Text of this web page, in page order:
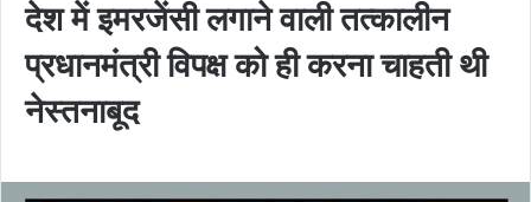
देश में इमरजेंसी लगाने वाली तत्कालीन
प्रधानमंत्री विपक्ष को ही करना चाहती थी
नेस्तनाबूद